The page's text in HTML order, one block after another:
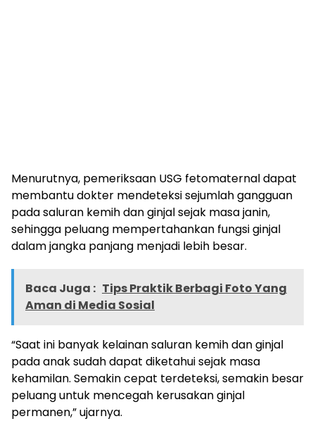
Menurutnya, pemeriksaan USG fetomaternal dapat
membantu dokter mendeteksi sejumlah gangguan
pada saluran kemih dan ginjal sejak masa janin,
sehingga peluang mempertahankan fungsi ginjal
dalam jangka panjang menjadi lebih besar.
Baca Juga : Tips Praktik Berbagi Foto Yang
Aman di Media Sosial
“Saat ini banyak kelainan saluran kemih dan ginjal
pada anak sudah dapat diketahui sejak masa
kehamilan. Semakin cepat terdeteksi, semakin besar
peluang untuk mencegah kerusakan ginjal
permanen,” ujarnya.